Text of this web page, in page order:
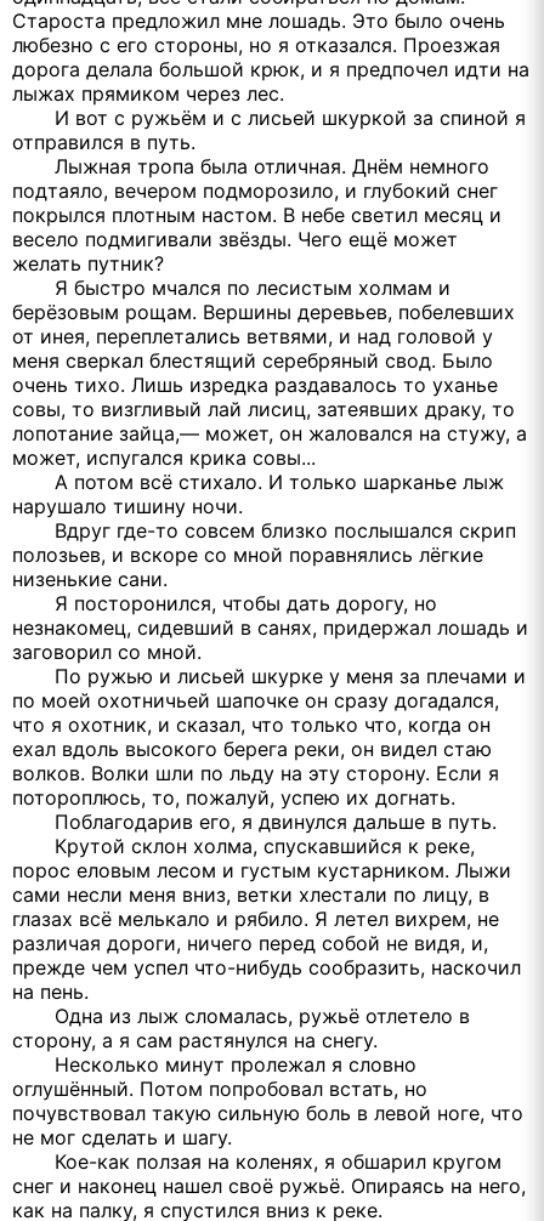
Староста предложил мне лошадь. Это было очень
любезно с его стороны, но я отказался. Проезжая
дорога делала большой крюк, и я предпочел идти на
лыжах прямиком через лес.
И вот с ружьём и с лисьей шкуркой за спиной я
отправился в путь.
Лыжная тропа была отличная. Днём немного
подтаяло, вечером подморозило, и глубокий снег
покрылся плотным настом. В небе светил месяц и
весело подмигивали звёзды. Чего ещё может
желать путник?
Я быстро мчался по лесистым холмам и
берёзовым рощам. Вершины деревьев, побелевших
от инея, переплетались ветвями, и над головой у
меня сверкал блестящий серебряный свод. Было
очень тихо. Лишь изредка раздавалось то уханье
совы, то визгливый лай лисиц, затеявших драку, то
лопотание зайца,— может, он жаловался на стужу, а
может, испугался крика совы...
А потом всё стихало. И только шарканье лыж
нарушало тишину ночи.
Вдруг где-то совсем близко послышался скрип
полозьев, и вскоре со мной поравнялись лёгкие
низенькие сани.
Я посторонился, чтобы дать дорогу, но
незнакомец, сидевший в санях, придержал лошадь и
заговорил со мной.
По ружью и лисьей шкурке у меня за плечами и
по моей охотничьей шапочке он сразу догадался,
что я охотник, и сказал, что только что, когда он
ехал вдоль высокого берега реки, он видел стаю
волков. Волки шли по льду на эту сторону. Если я
потороплюсь, то, пожалуй, успею их догнать.
Поблагодарив его, я двинулся дальше в путь.
Крутой склон холма, спускавшийся к реке,
порос еловым лесом и густым кустарником. Лыжи
сами несли меня вниз, ветки хлестали по лицу, в
глазах всё мелькало и рябило. Я летел вихрем, не
различая дороги, ничего перед собой не видя, и,
прежде чем успел что-нибудь сообразить, наскочил
на пень.
Одна из лыж сломалась, ружьё отлетело в
сторону, а я сам растянулся на снегу.
Несколько минут пролежал я словно
оглушённый. Потом попробовал встать, но
почувствовал такую сильную боль в левой ноге, что
не мог сделать и шагу.
Кое-как ползая на коленях, я обшарил кругом
снег и наконец нашел своё ружьё. Опираясь на него,
как на палку, я спустился вниз к реке.